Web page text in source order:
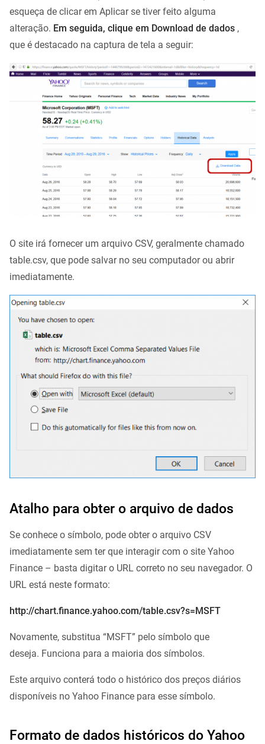
esqueça de clicar em Aplicar se tiver feito alguma
alteração. Em seguida, clique em Download de dados ,
que é destacado na captura de tela a seguir:
O site irá fornecer um arquivo CSV, geralmente chamado
table.csv, que pode salvar no seu computador ou abrir
imediatamente.
Atalho para obter o arquivo de dados
Se conhece o símbolo, pode obter o arquivo CSV
imediatamente sem ter que interagir com o site Yahoo
Finance – basta digitar o URL correto no seu navegador. O
URL está neste formato:
http://chart.finance.yahoo.com/table.csv?s=MSFT
Novamente, substitua “MSFT” pelo símbolo que
deseja. Funciona para a maioria dos símbolos.
Este arquivo conterá todo o histórico dos preços diários
disponíveis no Yahoo Finance para esse símbolo.
Formato de dados históricos do Yahoo